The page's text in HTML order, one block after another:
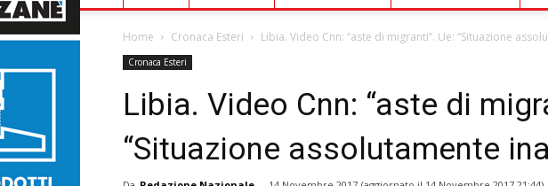
Home Cronaca Esteri Libia. Video Cnn: “aste di migranti”. Ue: “Situazione
Cronaca Esteri
Libia. Video Cnn: “aste di
“Situazione assolutamente